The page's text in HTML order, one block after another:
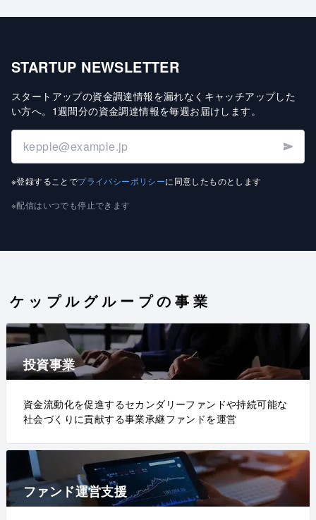
STARTUP NEWSLETTER
スタートアップの資金調達情報を漏れなくキャッチアップした
い方へ。 1週間分の資金調達情報を毎週お届けします。
※登録することでプライバシーポリシーに同意したものとします
※配信はいつでも停止できます
ケップルグループの事業
投資事業
資金流動化を促進するセカンダリーファンドや持続可能な
社会づくりに貢献する事業承継ファンドを運営
ファンド運営支援